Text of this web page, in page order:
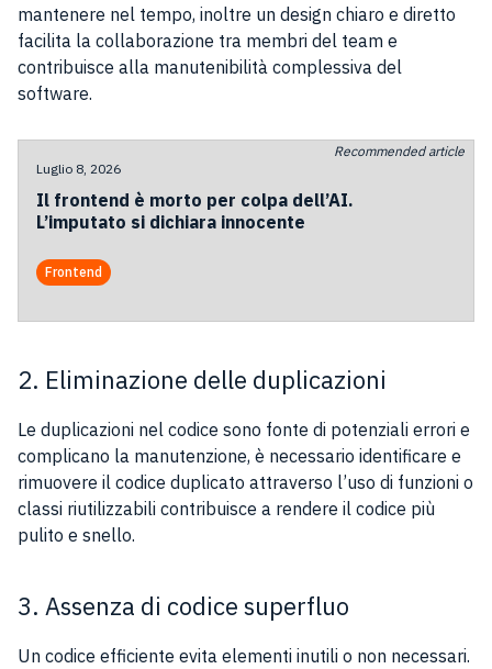
mantenere nel tempo, inoltre un design chiaro e diretto
facilita la collaborazione tra membri del team e
contribuisce alla manutenibilità complessiva del
software.
Recommended article
Luglio 8, 2026
Il frontend è morto per colpa dell’AI.
L’imputato si dichiara innocente
Frontend
2. Eliminazione delle duplicazioni
Le duplicazioni nel codice sono fonte di potenziali errori e
complicano la manutenzione, è necessario identificare e
rimuovere il codice duplicato attraverso l’uso di funzioni o
classi riutilizzabili contribuisce a rendere il codice più
pulito e snello.
3. Assenza di codice superfluo
Un codice efficiente evita elementi inutili o non necessari.